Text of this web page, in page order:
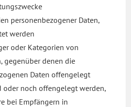
personenbezogener Daten,
werden
oder Kategorien von
gegenüber denen die
Daten offengelegt
oder noch offengelegt werden,
bei Empfängern in